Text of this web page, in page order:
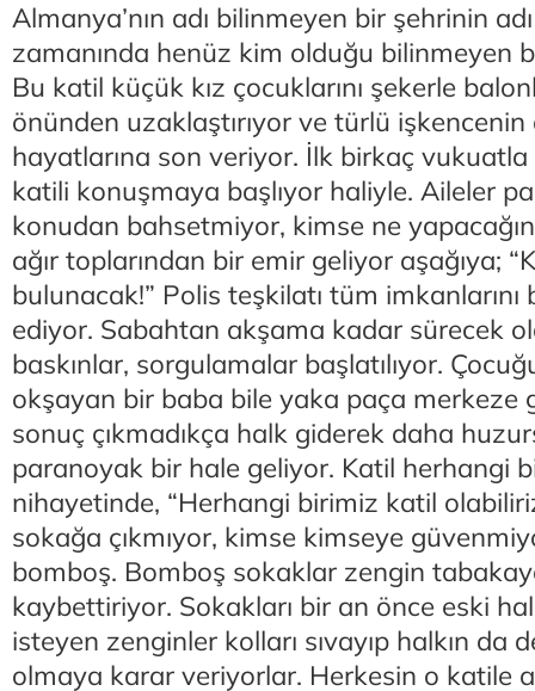
Almanya’nın adı bilinmeyen bir şehrinin
zamanında henüz kim olduğu bilinmeyen
Bu katil küçük kız çocuklarını şekerle
önünden uzaklaştırıyor ve türlü işkencenin
hayatlarına son veriyor. İlk birkaç
katili konuşmaya başlıyor haliyle. Aileler
konudan bahsetmiyor, kimse ne
ağır toplarından bir emir geliyor aşağıya;
bulunacak!” Polis teşkilatı tüm
ediyor. Sabahtan akşama kadar sürecek
baskınlar, sorgulamalar başlatılıyor.
okşayan bir baba bile yaka paça merkeze
sonuç çıkmadıkça halk giderek daha
paranoyak bir hale geliyor. Katil herhangi
nihayetinde, “Herhangi birimiz katil
sokağa çıkmıyor, kimse kimseye
bomboş. Bomboş sokaklar zengin
kaybettiriyor. Sokakları bir an önce eski
isteyen zenginler kolları sıvayıp halkın da
olmaya karar veriyorlar. Herkesin o katile